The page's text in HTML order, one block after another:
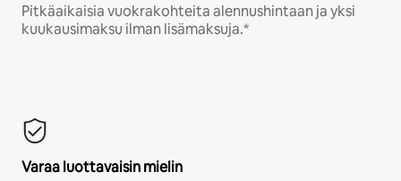
Pitkäaikaisia vuokrakohteita alennushintaan ja yksi
kuukausimaksu ilman lisämaksuja.*
Varaa luottavaisin mielin